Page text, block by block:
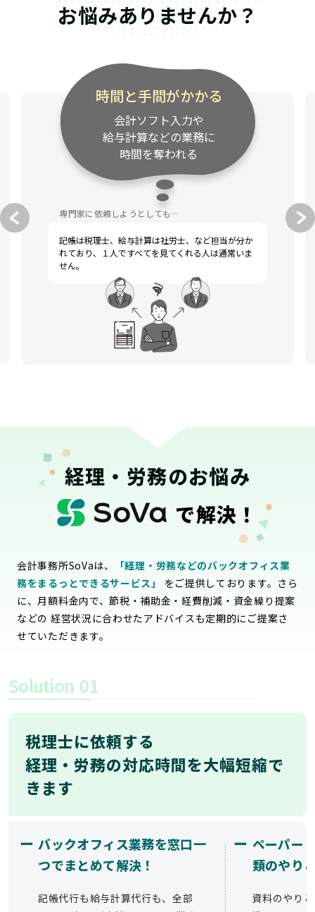
お悩みありませんか？
時間と手間がかかる
会計ソフト入力や
給与計算などの業務に
時間を奪われる
専門家に依頼しようとしても…
記帳は税理士、給与計算は社労士、など担当が分か
れており、１人ですべてを見てくれる人は通常いま
せん。
経理・労務のお悩み
で解決！
会計事務所SoVaは、
「経理・労務などのバックオフィス業
務をまるっとできるサービス」
をご提供しております。さら
に、月額料金内で、節税・補助金・経費削減・資金繰り提案
などの 経営状況に合わせたアドバイスも定期的にご提案さ
せていただきます。
Solution 01
税理士に依頼する
経理・労務の対応時間を大幅短縮で
きます
ー バックオフィス業務を窓口一
つでまとめて解決！
記帳代行も給与計算代行も、全部
ー ペーパー
類のやり
資料のやり